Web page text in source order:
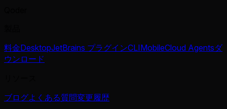
料金DesktopJetBrains プラグインCLIMobileCloud Agentsダ
ウンロード
ブログよくある質問変更履歴